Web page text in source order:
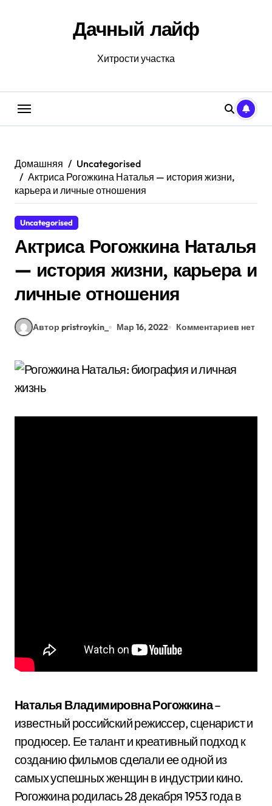
Дачный лайф
Хитрости участка
Домашняя
Uncategorised
Актриса Рогожкина Наталья — история жизни,
карьера и личные отношения
Uncategorised
Актриса Рогожкина Наталья
— история жизни, карьера и
личные отношения
Автор pristroykin_ Мар 16, 2022 Комментариев нет
Наталья Владимировна Рогожкина–
известный российский режиссер, сценарист и
продюсер. Ее талант и креативный подход к
созданию фильмов сделали ее одной из
самых успешных женщин в индустрии кино.
Рогожкина родилась 28 декабря 1953 года в